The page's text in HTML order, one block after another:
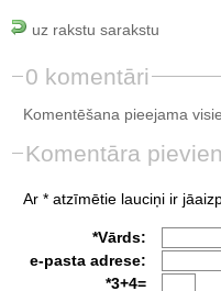
uz rakstu sarakstu
0 komentāri
Komentēšana pieejama
Komentāra
Ar * atzīmētie lauciņi ir
*Vārds:
e-pasta adrese:
*3+4=